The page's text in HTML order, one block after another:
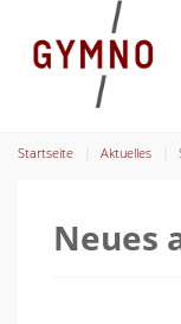
Startseite Aktuelles
Neues